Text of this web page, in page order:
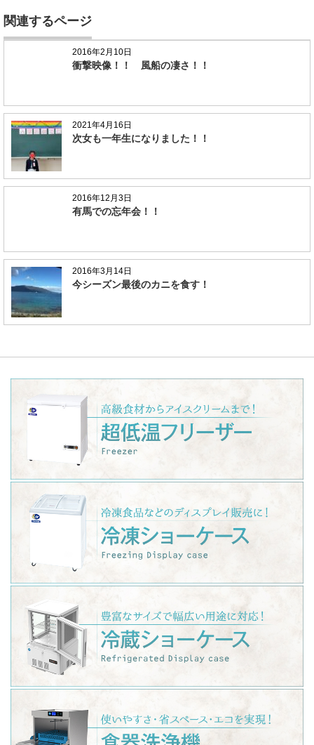
関連するページ
2016年2月10日
衝撃映像！！ 風船の凄さ！！
2021年4月16日
次女も一年生になりました！！
2016年12月3日
有馬での忘年会！！
2016年3月14日
今シーズン最後のカニを食す！